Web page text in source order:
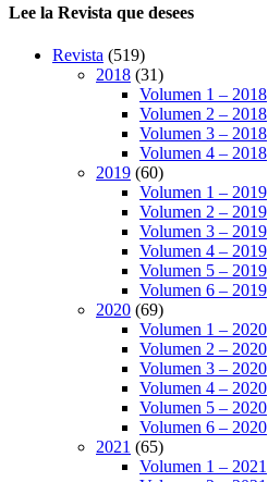
Lee la Revista que desees
Revista (519)
2018 (31)
Volumen 1 – 2018
Volumen 2 – 2018
Volumen 3 – 2018
Volumen 4 – 2018
2019 (60)
Volumen 1 – 2019
Volumen 2 – 2019
Volumen 3 – 2019
Volumen 4 – 2019
Volumen 5 – 2019
Volumen 6 – 2019
2020 (69)
Volumen 1 – 2020
Volumen 2 – 2020
Volumen 3 – 2020
Volumen 4 – 2020
Volumen 5 – 2020
Volumen 6 – 2020
2021 (65)
Volumen 1 – 2021